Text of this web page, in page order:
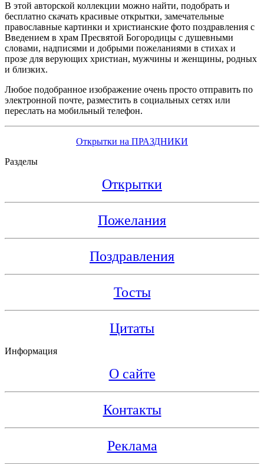
В этой авторской коллекции можно найти, подобрать и
бесплатно скачать красивые открытки, замечательные
православные картинки и христианские фото поздравления с
Введением в храм Пресвятой Богородицы с душевными
словами, надписями и добрыми пожеланиями в стихах и
прозе для верующих христиан, мужчины и женщины, родных
и близких.
Любое подобранное изображение очень просто отправить по
электронной почте, разместить в социальных сетях или
переслать на мобильный телефон.
Открытки на ПРАЗДНИКИ
Разделы
Открытки
Пожелания
Поздравления
Тосты
Цитаты
Информация
О сайте
Контакты
Реклама